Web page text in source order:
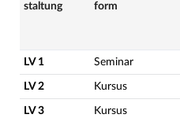
staltung
form
LV 1 Seminar
LV 2 Kursus
LV 3 Kursus